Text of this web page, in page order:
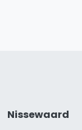
Nissewaard